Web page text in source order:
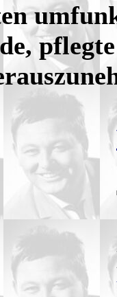
pflegte